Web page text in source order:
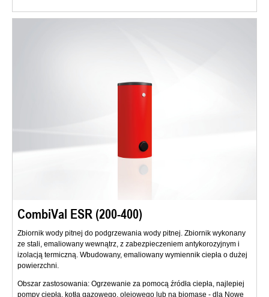
CombiVal ESR (200-400)
Zbiornik wody pitnej do podgrzewania wody pitnej. Zbiornik wykonany
ze stali, emaliowany wewnątrz, z zabezpieczeniem antykorozyjnym i
izolacją termiczną. Wbudowany, emaliowany wymiennik ciepła o dużej
powierzchni.
Obszar zastosowania: Ogrzewanie za pomocą źródła ciepła, najlepiej
pompy ciepła, kotła gazowego, olejowego lub na biomasę - dla Nowe